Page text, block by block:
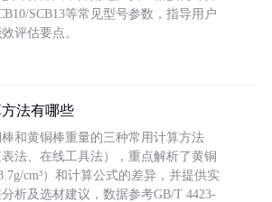
SCB13等常见型号参数，指导用户
评估要点。
法有哪些
和黄铜棒重量的三种常用计算方法
表法、在线工具法），重点解析了黄铜
cm³）和计算公式的差异，并提供实
析及选材建议，数据参考GB/T 4423-